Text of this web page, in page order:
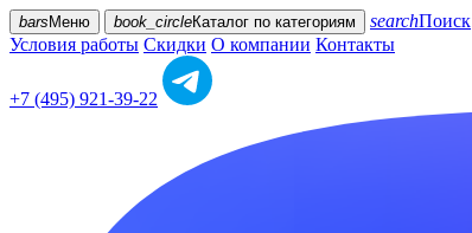
bars Меню book_circleКаталог по категориям searchПоиск
Условия работы Скидки О компании Контакты
+7 (495) 921-39-22